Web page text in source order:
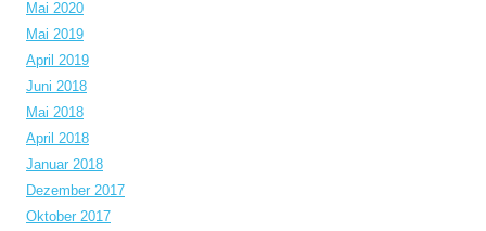
Mai 2020
Mai 2019
April 2019
Juni 2018
Mai 2018
April 2018
Januar 2018
Dezember 2017
Oktober 2017